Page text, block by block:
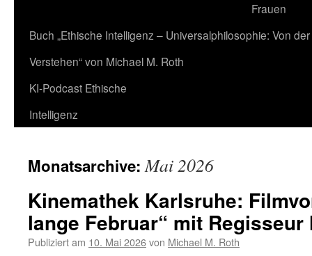
springen
Frauen
Buch „Ethische Intelligenz – Universalphilosophie: Von
Verstehen“ von Michael M. Roth
KI-Podcast Ethische
Intelligenz
Monatsarchive:Mai 2026
Kinemathek Karlsruhe:
lange Februar“ mit
Publiziert am 10. Mai 2026von Michael M. Roth